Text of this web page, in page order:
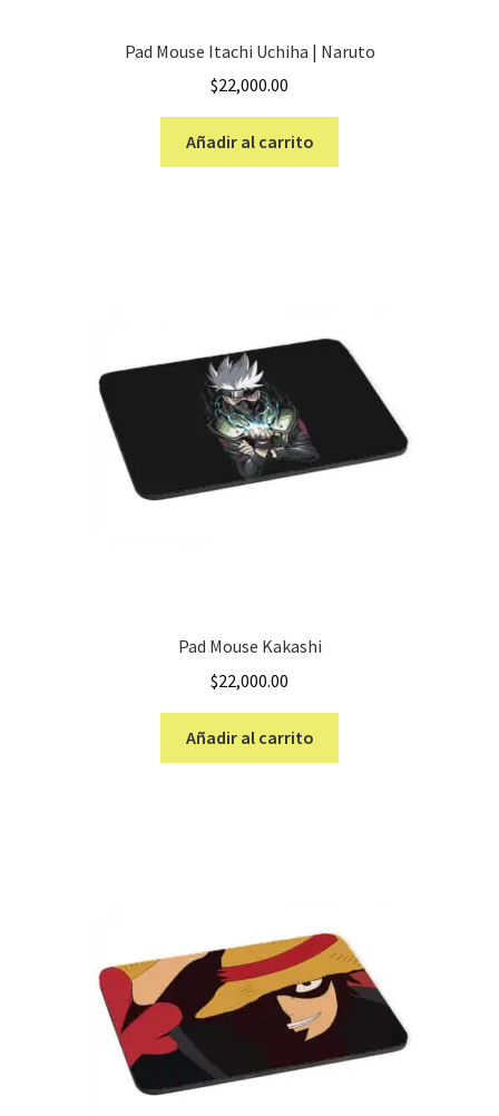
Pad Mouse Itachi Uchiha | Naruto
$22,000.00
Añadir al carrito
Pad Mouse Kakashi
$22,000.00
Añadir al carrito